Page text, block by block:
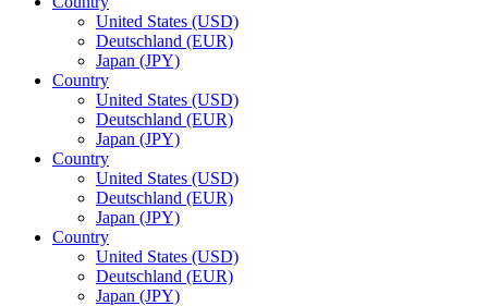
United States (USD)
Deutschland (EUR)
Japan (JPY)
Country
United States (USD)
Deutschland (EUR)
Japan (JPY)
Country
United States (USD)
Deutschland (EUR)
Japan (JPY)
Country
United States (USD)
Deutschland (EUR)
Japan (JPY)